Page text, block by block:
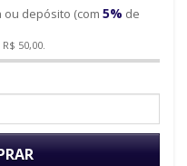
depósito (com 5% de
50,00.